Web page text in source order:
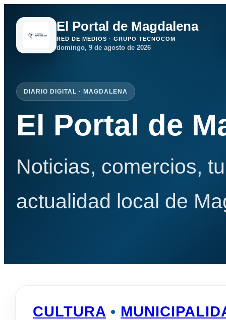
El Portal de Magdalena
RED DE MEDIOS · GRUPO TECNOCOM
domingo, 9 de agosto de 2026
DIARIO DIGITAL · MAGDALENA
El Portal de
Noticias, comercios,
actualidad local de
CULTURA •